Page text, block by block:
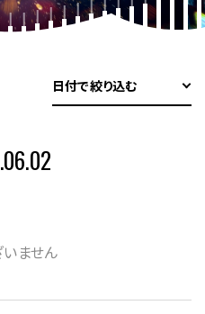
日付で絞り込む
ません